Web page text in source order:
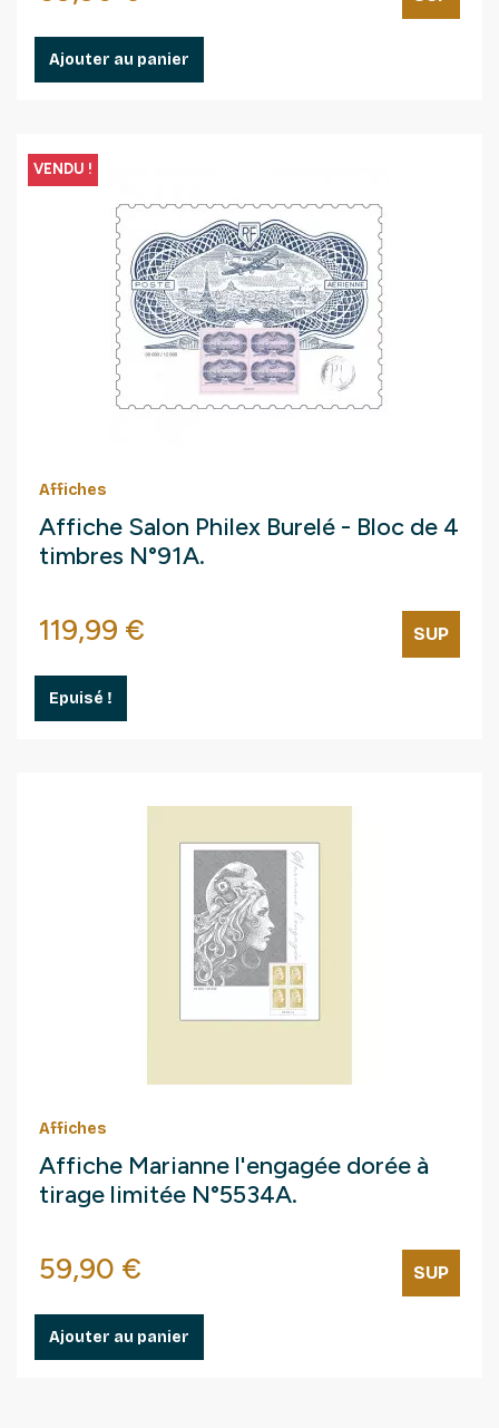
Ajouter au panier
Affiches
Affiche Salon Philex Burelé - Bloc de 4
timbres N°91A.
Prix
119,99 €
VENDU !
SUP
Epuisé !
Affiches
Affiche Marianne l'engagée dorée à
tirage limitée N°5534A.
Prix
59,90 € SUP
Ajouter au panier